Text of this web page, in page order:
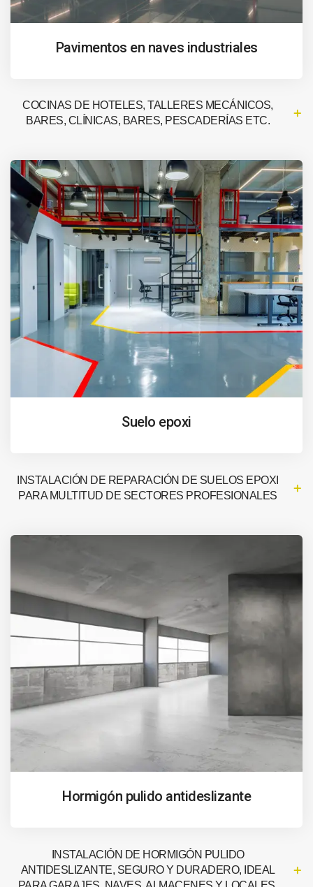
Pavimentos en naves industriales
COCINAS DE HOTELES, TALLERES MECÁNICOS,
BARES, CLÍNICAS, BARES, PESCADERÍAS ETC.
Suelo epoxi
INSTALACIÓN DE REPARACIÓN DE SUELOS EPOXI
PARA MULTITUD DE SECTORES PROFESIONALES
Hormigón pulido antideslizante
INSTALACIÓN DE HORMIGÓN PULIDO
ANTIDESLIZANTE, SEGURO Y DURADERO, IDEAL